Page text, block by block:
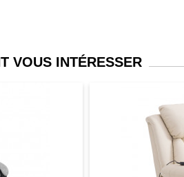
VOUS INTÉRESSER